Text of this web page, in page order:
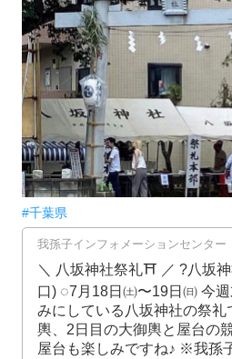
#千葉県
我孫子インフォメーションセンター
＼ 八坂神社祭礼⛩ ／ ?八坂
口) ◌7月18日㈯〜19日㈰ 今
みにしている八坂神社の祭礼
輿、2日目の大御輿と屋台の
屋台も楽しみですね♪ ※我孫